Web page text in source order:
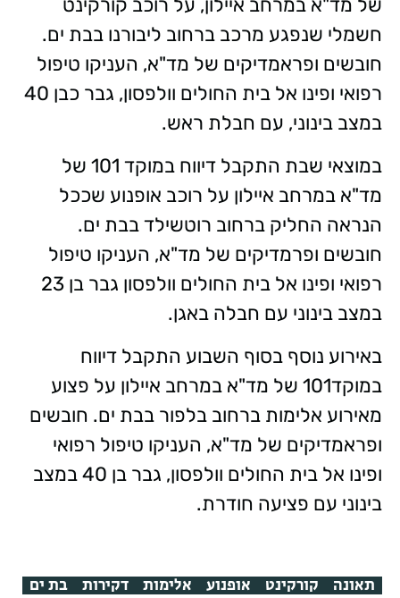
חשמלי שנפגע מרכב ברחוב ליבורנו בבת ים.
חובשים ופראמדיקים של מד"א, העניקו טיפול
רפואי ופינו אל בית החולים וולפסון, גבר כבן 40
במצב בינוני, עם חבלת ראש.
במוצאי שבת התקבל דיווח במוקד 101 של
מד"א במרחב איילון על רוכב אופנוע שככל
הנראה החליק ברחוב רוטשילד בבת ים.
חובשים ופרמדיקים של מד"א, העניקו טיפול
רפואי ופינו אל בית החולים וולפסון גבר בן 23
במצב בינוני עם חבלה באגן.
באירוע נוסף בסוף השבוע התקבל דיווח
במוקד101 של מד"א במרחב איילון על פצוע
מאירוע אלימות ברחוב בלפור בבת ים. חובשים
ופראמדיקים של מד"א, העניקו טיפול רפואי
ופינו אל בית החולים וולפסון, גבר בן 40 במצב
בינוני עם פציעה חודרת.
תאונה קורקינט אופנוע אלימות דקירות בת ים